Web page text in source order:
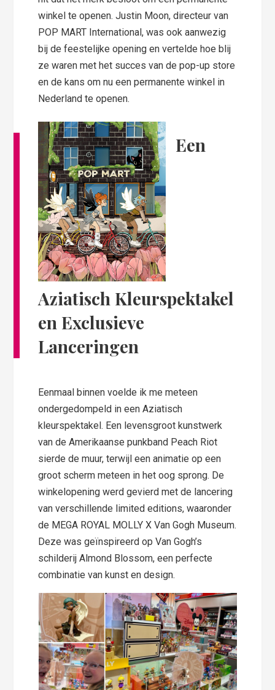
winkel te openen. Justin Moon, directeur van
POP MART International, was ook aanwezig
bij de feestelijke opening en vertelde hoe blij
ze waren met het succes van de pop-up store
en de kans om nu een permanente winkel in
Nederland te openen.
Een
Aziatisch Kleurspektakel
en Exclusieve
Lanceringen
Eenmaal binnen voelde ik me meteen
ondergedompeld in een Aziatisch
kleurspektakel. Een levensgroot kunstwerk
van de Amerikaanse punkband Peach Riot
sierde de muur, terwijl een animatie op een
groot scherm meteen in het oog sprong. De
winkelopening werd gevierd met de lancering
van verschillende limited editions, waaronder
de MEGA ROYAL MOLLY X Van Gogh Museum.
Deze was geïnspireerd op Van Gogh’s
schilderij Almond Blossom, een perfecte
combinatie van kunst en design.